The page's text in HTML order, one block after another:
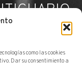
como las cookies
Dar su consentimiento a